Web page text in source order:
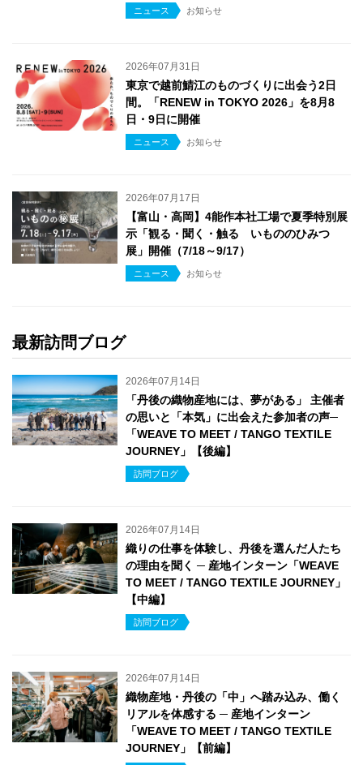
ニュース お知らせ
2026年07月31日
東京で越前鯖江のものづくりに出会う2日
間。「RENEW in TOKYO 2026」を8月8
日・9日に開催
ニュース お知らせ
2026年07月17日
【富山・高岡】4能作本社工場で夏季特別展
示「観る・聞く・触る いもののひみつ
展」開催（7/18～9/17）
ニュース お知らせ
最新訪問ブログ
2026年07月14日
「丹後の織物産地には、夢がある」 主催者
の思いと「本気」に出会えた参加者の声─
「WEAVE TO MEET / TANGO TEXTILE
JOURNEY」【後編】
訪問ブログ
2026年07月14日
織りの仕事を体験し、丹後を選んだ人たち
の理由を聞く ─ 産地インターン「WEAVE
TO MEET / TANGO TEXTILE JOURNEY」
【中編】
訪問ブログ
2026年07月14日
織物産地・丹後の「中」へ踏み込み、働く
リアルを体感する ─ 産地インターン
「WEAVE TO MEET / TANGO TEXTILE
JOURNEY」【前編】